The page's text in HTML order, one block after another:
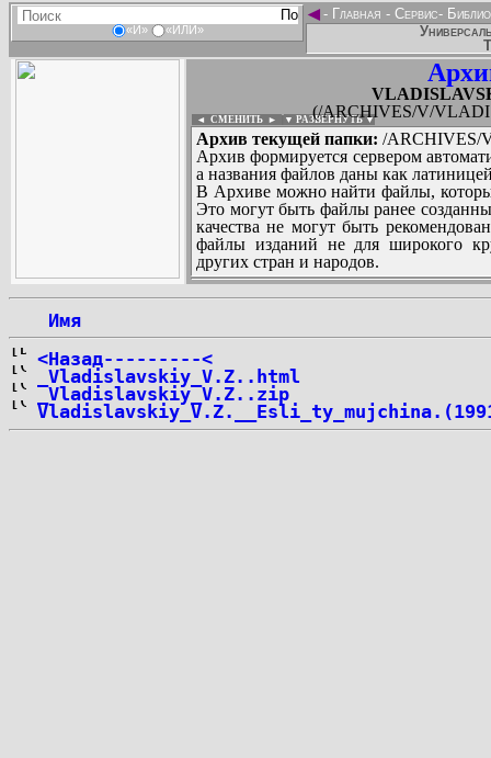
«И» «ИЛИ»
◄- Главная - Сервис-
(/ARCHIVES/V/
◄ СМЕНИТЬ ► ▼ РАЗВЕРНУТЬ ▼
Архив текущей папки: /ARCHIVES/
Архив формируется сервером
а названия файлов даны как
В Архиве можно найти файлы,
Это могут быть файлы ранее
качества не могут быть
файлы изданий не для широкого
других стран и народов.
Имя
<Назад---------<
_Vladislavskiy_V.Z..html
_Vladislavskiy_V.Z..zip